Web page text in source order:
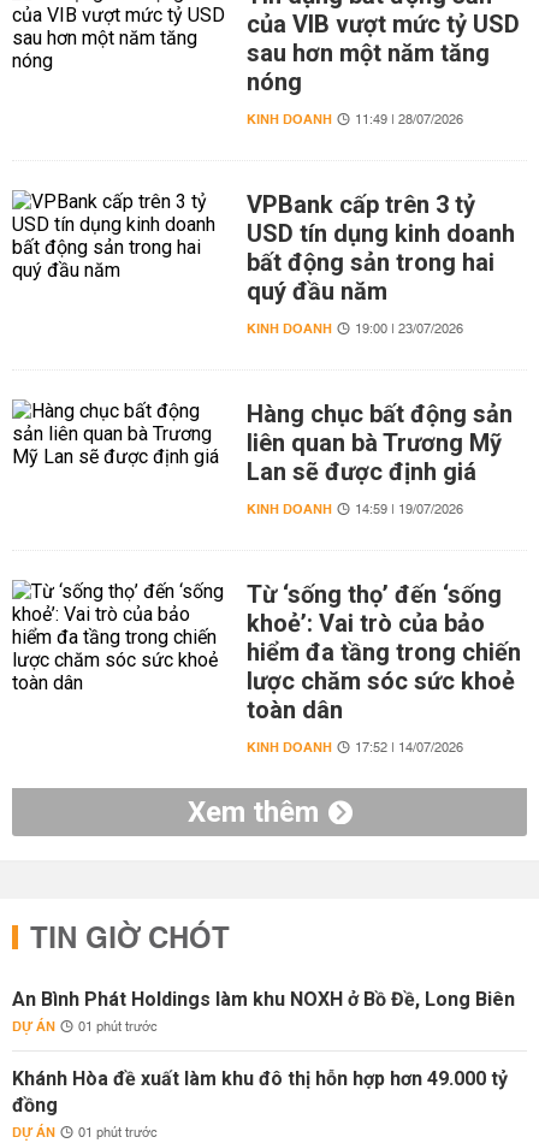
của VIB vượt mức tỷ USD
sau hơn một năm tăng
nóng
KINH DOANH 11:49 | 28/07/2026
VPBank cấp trên 3 tỷ
USD tín dụng kinh doanh
bất động sản trong hai
quý đầu năm
KINH DOANH 19:00 | 23/07/2026
Hàng chục bất động sản
liên quan bà Trương Mỹ
Lan sẽ được định giá
KINH DOANH 14:59 | 19/07/2026
Từ ‘sống thọ’ đến ‘sống
khoẻ’: Vai trò của bảo
hiểm đa tầng trong chiến
lược chăm sóc sức khoẻ
toàn dân
KINH DOANH 17:52 | 14/07/2026
Xem thêm
TIN GIỜ CHÓT
An Bình Phát Holdings làm khu NOXH ở Bồ Đề, Long Biên
DỰ ÁN 01 phút trước
Khánh Hòa đề xuất làm khu đô thị hỗn hợp hơn 49.000 tỷ
đồng
DỰ ÁN 01 phút trước